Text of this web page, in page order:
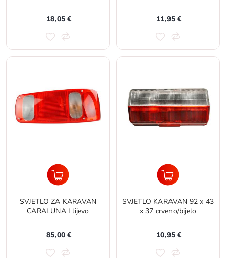
18,05 € 11,95 €
SVJETLO ZA KARAVAN
CARALUNA I lijevo
85,00 €
SVJETLO KARAVAN 92 x 43
x 37 crveno/bijelo
10,95 €